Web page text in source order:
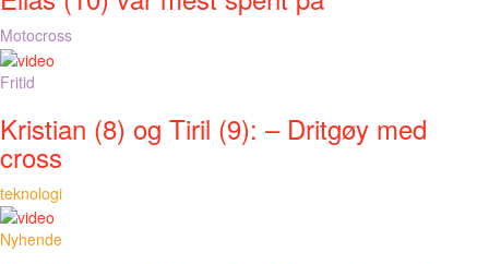
Motocross
Fritid
Kristian (8) og Tiril (9): – Dritgøy med
cross
teknologi
Nyhende